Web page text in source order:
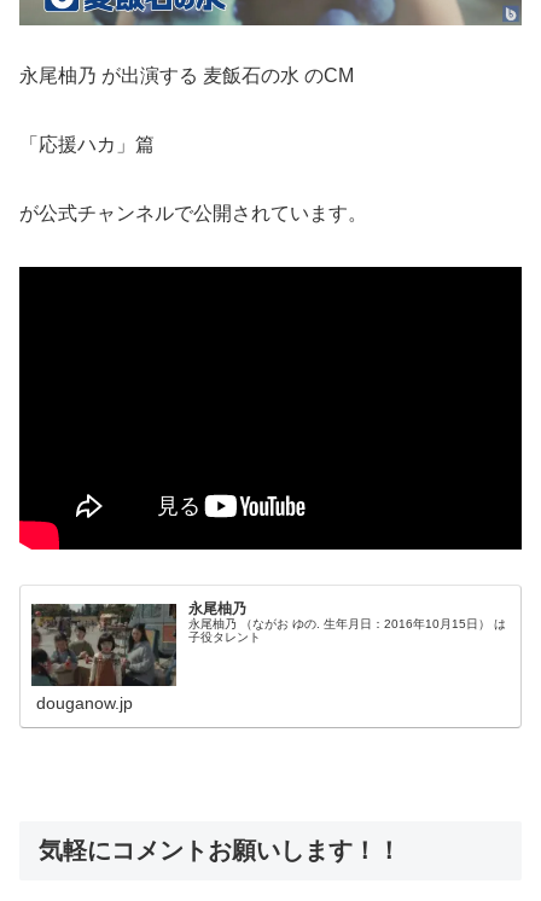
永尾柚乃 が出演する 麦飯石の水 のCM
「応援ハカ」篇
が公式チャンネルで公開されています。
永尾柚乃
永尾柚乃 （ながお ゆの. 生年月日：2016年10月15日） は
子役タレント
douganow.jp
気軽にコメントお願いします！！